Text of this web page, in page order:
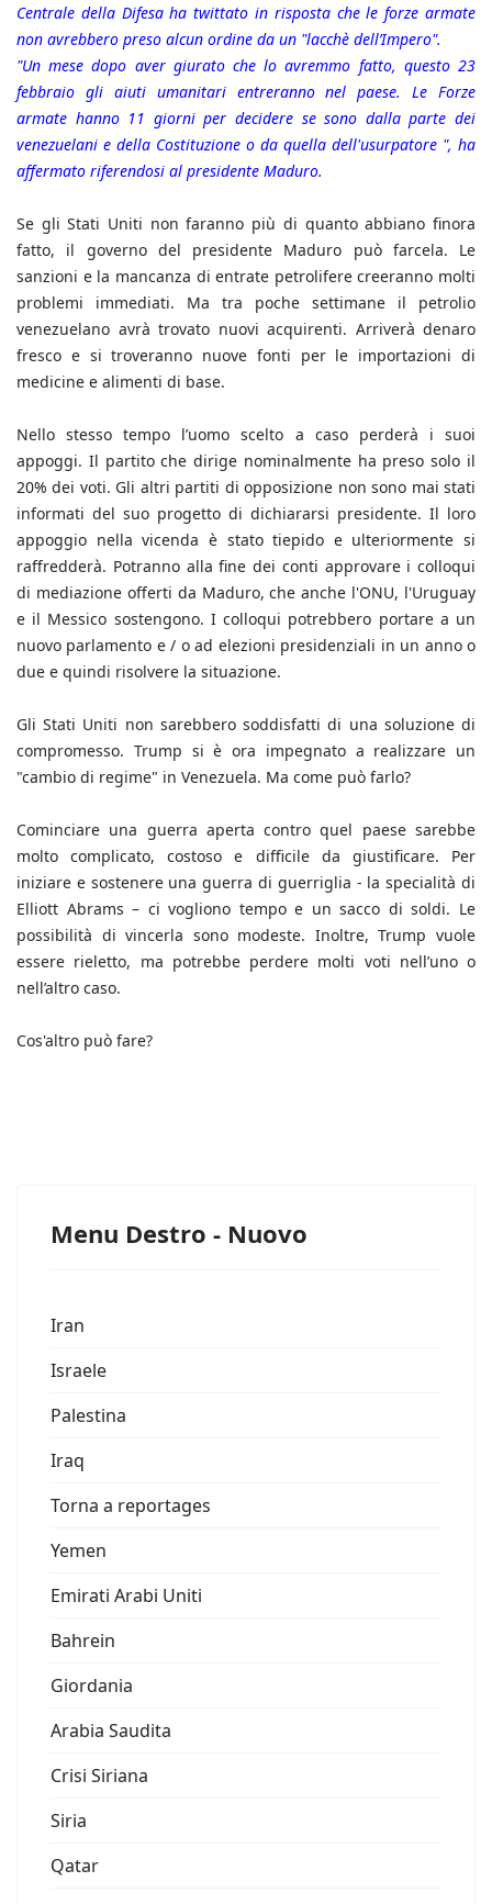
Centrale della Difesa ha twittato in risposta che le forze armate
non avrebbero preso alcun ordine da un "lacchè dell’Impero".
"Un mese dopo aver giurato che lo avremmo fatto, questo 23
febbraio gli aiuti umanitari entreranno nel paese. Le Forze
armate hanno 11 giorni per decidere se sono dalla parte dei
venezuelani e della Costituzione o da quella dell'usurpatore ", ha
affermato riferendosi al presidente Maduro.
Se gli Stati Uniti non faranno più di quanto abbiano finora
fatto, il governo del presidente Maduro può farcela. Le
sanzioni e la mancanza di entrate petrolifere creeranno molti
problemi immediati. Ma tra poche settimane il petrolio
venezuelano avrà trovato nuovi acquirenti. Arriverà denaro
fresco e si troveranno nuove fonti per le importazioni di
medicine e alimenti di base.
Nello stesso tempo l’uomo scelto a caso perderà i suoi
appoggi. Il partito che dirige nominalmente ha preso solo il
20% dei voti. Gli altri partiti di opposizione non sono mai stati
informati del suo progetto di dichiararsi presidente. Il loro
appoggio nella vicenda è stato tiepido e ulteriormente si
raffredderà. Potranno alla fine dei conti approvare i colloqui
di mediazione offerti da Maduro, che anche l'ONU, l'Uruguay
e il Messico sostengono. I colloqui potrebbero portare a un
nuovo parlamento e / o ad elezioni presidenziali in un anno o
due e quindi risolvere la situazione.
Gli Stati Uniti non sarebbero soddisfatti di una soluzione di
compromesso. Trump si è ora impegnato a realizzare un
"cambio di regime" in Venezuela. Ma come può farlo?
Cominciare una guerra aperta contro quel paese sarebbe
molto complicato, costoso e difficile da giustificare. Per
iniziare e sostenere una guerra di guerriglia - la specialità di
Elliott Abrams – ci vogliono tempo e un sacco di soldi. Le
possibilità di vincerla sono modeste. Inoltre, Trump vuole
essere rieletto, ma potrebbe perdere molti voti nell’uno o
nell’altro caso.
Cos'altro può fare?
Menu Destro - Nuovo
Iran
Israele
Palestina
Iraq
Torna a reportages
Yemen
Emirati Arabi Uniti
Bahrein
Giordania
Arabia Saudita
Crisi Siriana
Siria
Qatar